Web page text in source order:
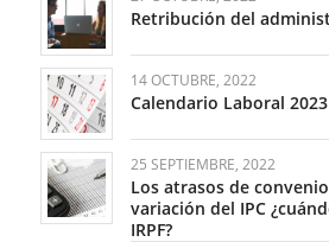
Retribución del
14 OCTUBRE, 2022
Calendario Laboral 2023
25 SEPTIEMBRE, 2022
Los atrasos de
variación del IPC
IRPF?